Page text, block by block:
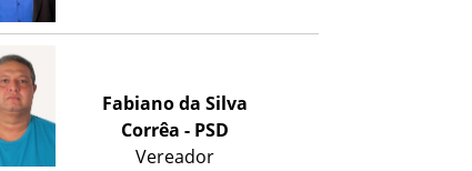
Fabiano da Silva
Corrêa - PSD
Vereador